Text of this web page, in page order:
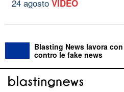
24 agosto VIDEO
Blasting News lavora
contro le fake news
ABOUT LINEA